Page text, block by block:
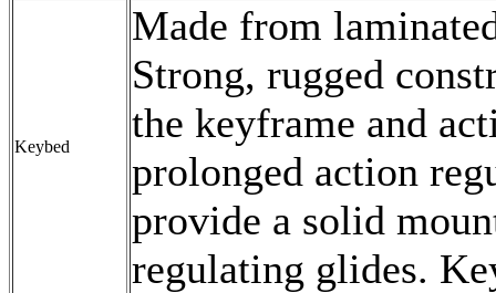
Keybed
Made from
Strong, rugged
the keyframe and
prolonged action
provide a solid
regulating glides.